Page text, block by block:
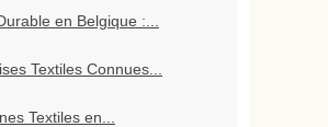
en Belgique :...
Textiles Connues...
Textiles en...